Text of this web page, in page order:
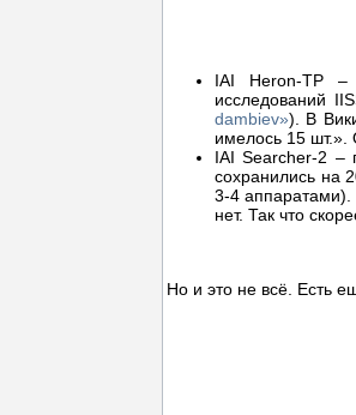
IAI Heron-TP –
исследований
dambiev»). В
имелось 15 шт.».
IAI Searcher-2 –
сохранились на
3-4 аппаратами).
нет. Так что
Но и это не всё. Есть